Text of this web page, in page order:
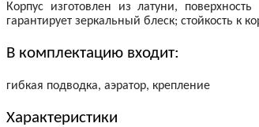
Корпус изготовлен из латуни,
гарантирует зеркальный блеск; стойкость к
В комплектацию входит:
гибкая подводка, аэратор, крепление
Характеристики